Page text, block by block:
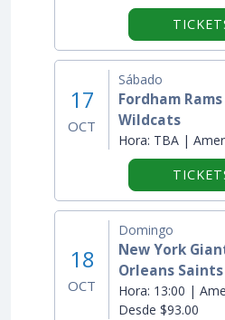
17
OCT
Sábado
Fordham
Wildcats
Hora: TBA |
18
OCT
Domingo
New York
Orleans Saints
Hora: 13:00 |
Desde $93.00